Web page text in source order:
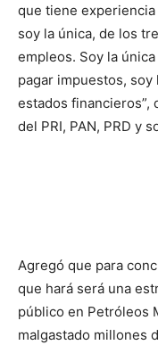
que tiene
soy la única, de los
empleos. Soy la
pagar impuestos,
estados financieros”,
del PRI, PAN, PRD y
Agregó que para
que hará será una
público en Petróleos
malgastado millones